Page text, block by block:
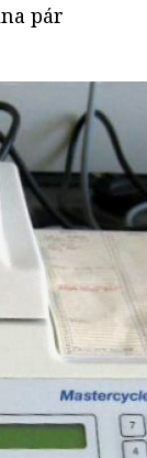
pár